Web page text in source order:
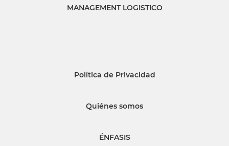
MANAGEMENT LOGISTICO
Política de Privacidad
Quiénes somos
ÉNFASIS